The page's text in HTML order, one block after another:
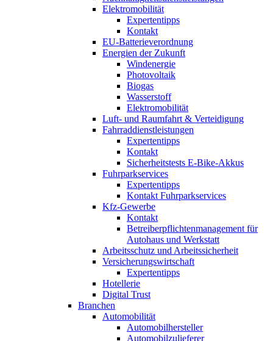
Elektromobilität
Expertentipps
Kontakt
EU-Batterieverordnung
Energien der Zukunft
Windenergie
Photovoltaik
Biogas
Wasserstoff
Elektromobilität
Luft- und Raumfahrt & Verteidigung
Fahrraddienstleistungen
Expertentipps
Kontakt
Sicherheitstests E-Bike-Akkus
Fuhrparkservices
Expertentipps
Kontakt Fuhrparkservices
Kfz-Gewerbe
Kontakt
Betreiberpflichtenmanagement für
Autohaus und Werkstatt
Arbeitsschutz und Arbeitssicherheit
Versicherungswirtschaft
Expertentipps
Hotellerie
Digital Trust
Branchen
Automobilität
Automobilhersteller
Automobilzulieferer